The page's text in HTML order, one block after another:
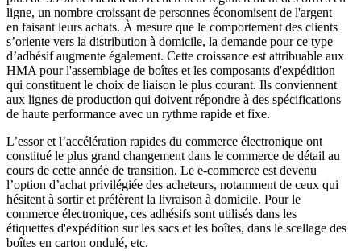
ligne, un nombre croissant de personnes économisent de l'argent
en faisant leurs achats. À mesure que le comportement des clients
s’oriente vers la distribution à domicile, la demande pour ce type
d’adhésif augmente également. Cette croissance est attribuable aux
HMA pour l'assemblage de boîtes et les composants d'expédition
qui constituent le choix de liaison le plus courant. Ils conviennent
aux lignes de production qui doivent répondre à des spécifications
de haute performance avec un rythme rapide et fixe.
L’essor et l’accélération rapides du commerce électronique ont
constitué le plus grand changement dans le commerce de détail au
cours de cette année de transition. Le e-commerce est devenu
l’option d’achat privilégiée des acheteurs, notamment de ceux qui
hésitent à sortir et préfèrent la livraison à domicile. Pour le
commerce électronique, ces adhésifs sont utilisés dans les
étiquettes d'expédition sur les sacs et les boîtes, dans le scellage des
boîtes en carton ondulé, etc.